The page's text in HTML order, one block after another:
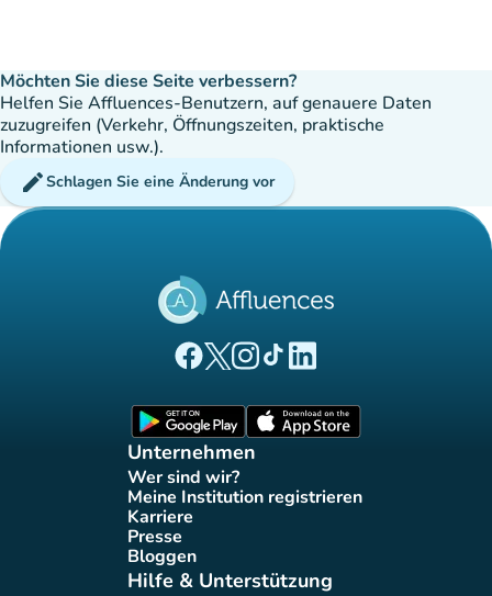
Möchten Sie diese Seite verbessern?
Helfen Sie Affluences-Benutzern, auf genauere Daten
zuzugreifen (Verkehr, Öffnungszeiten, praktische
Informationen usw.).
editSchlagen Sie eine Änderung vor
(new tab)
(new tab)
(new tab)(new tab)
(new tab)
Unternehmen
Wer sind wir?
(new tab)
Meine Institution registrieren
(new tab)
Karriere(new tab)
Presse(new tab)
Bloggen
(new tab)
Hilfe & Unterstützung